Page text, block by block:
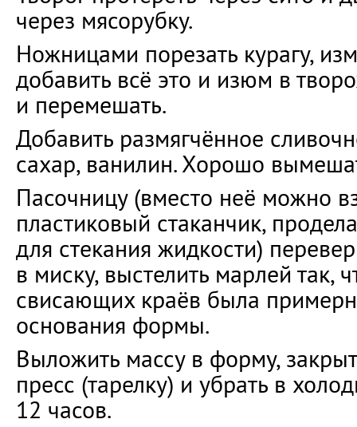
через мясорубку.
Ножницами порезать курагу,
добавить всё это и изюм в
и перемешать.
Добавить размягчённое
сахар, ванилин. Хорошо
Пасочницу (вместо неё можно
пластиковый стаканчик,
для стекания жидкости)
в миску, выстелить марлей так,
свисающих краёв была
основания формы.
Выложить массу в форму,
пресс (тарелку) и убрать в
12 часов.